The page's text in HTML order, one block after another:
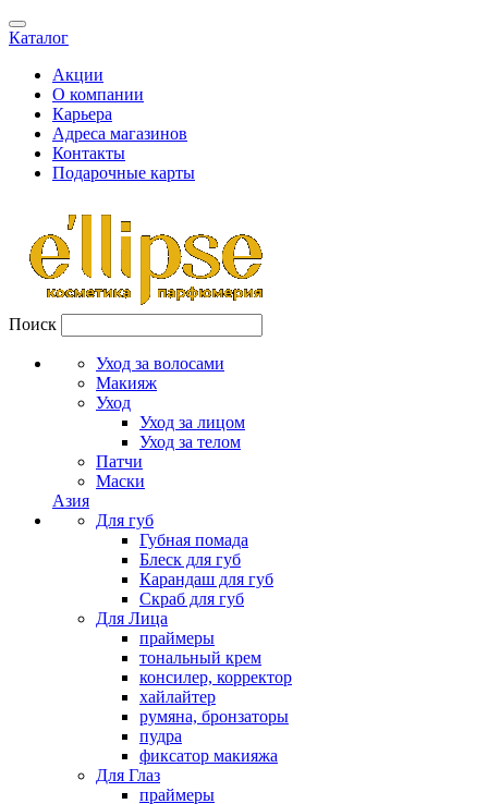
Каталог
Акции
О компании
Карьера
Адреса магазинов
Контакты
Подарочные карты
Поиск
Уход за волосами
Макияж
Уход
Уход за лицом
Уход за телом
Патчи
Маски
Азия
Для губ
Губная помада
Блеск для губ
Карандаш для губ
Скраб для губ
Для Лица
праймеры
тональный крем
консилер, корректор
хайлайтер
румяна, бронзаторы
пудра
фиксатор макияжа
Для Глаз
праймеры